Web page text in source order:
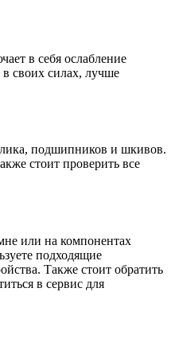
в себя ослабление
своих силах, лучше
подшипников и шкивов.
стоит проверить все
или на компонентах
подходящие
Также стоит обратить
в сервис для